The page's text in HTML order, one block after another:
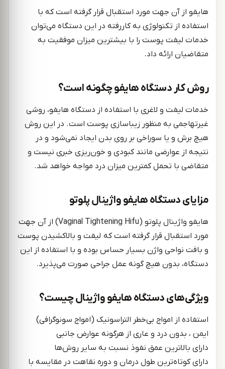
هایفو از آن جهت مورد استقبال قرار گرفته است که با
استفاده از تکنولوژی به کاررفته در این دستگاه می‌توان
خدمات لیفت پوست را با بیشترین میزان موفقیت به
متقاضیان ارائه داد.
روش کار دستگاه هایفو چگونه است؟
خدمات لیفت و لاغری با استفاده از دستگاه هایفو، روشی
غیر‌تهاجمی به منظور زیباسازی پوست است. در این روش
هیچ برش و یا سوراخی بر روی بدن ایجاد نمی‌شود و در
نتیجه از عوارضی مانند کبودی و خون‌ریزی خبری نیست و
متقاضی با تحمل کمترین میزان درد مواجه خواهد شد.
مزایای دستگاه هایفو واژینال پلوتو
هایفو واژینال پلوتو (Vaginal Tightening Hifu) از آن جهت
مورد استقبال قرار گرفته است که لیفت و بالاکشیدن پوست
و بافت نواحی واژن بسیار حساس بوده و با استفاده از این
دستگاه، بدون هیچ گونه عمل جراحی صورت می‌پذیرد.
ویژگی‌های دستگاه هایفو واژینال چیست؟
استفاده از امواج بی‌خطر التراسونیک (امواج سونوگرافی)
ایمن ، بدون درد و عاری از هرگونه عوارض جانبی
دارای بالاترین عمق نفوذ نسبت به سایر روش‌ها
دارای کوتاه‌ترین طول درمان و دوره نقاهت در مقایسه با